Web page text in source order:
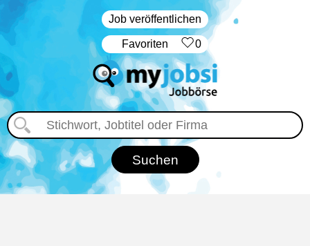
Job veröffentlichen
‏Favoriten 0